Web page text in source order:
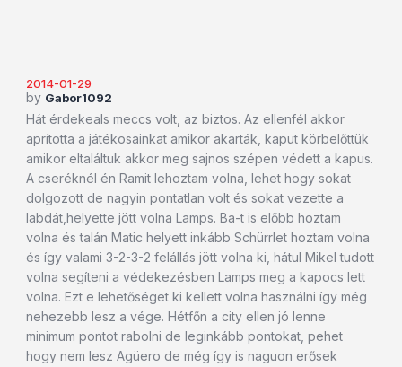
2014-01-29
by Gabor1092
Hát érdekeals meccs volt, az biztos. Az ellenfél akkor
aprította a játékosainkat amikor akarták, kaput körbelőttük
amikor eltaláltuk akkor meg sajnos szépen védett a kapus.
A cseréknél én Ramit lehoztam volna, lehet hogy sokat
dolgozott de nagyin pontatlan volt és sokat vezette a
labdát,helyette jött volna Lamps. Ba-t is előbb hoztam
volna és talán Matic helyett inkább Schürrlet hoztam volna
és így valami 3-2-3-2 felállás jött volna ki, hátul Mikel tudott
volna segíteni a védekezésben Lamps meg a kapocs lett
volna. Ezt e lehetőséget ki kellett volna használni így még
nehezebb lesz a vége. Hétfőn a city ellen jó lenne
minimum pontot rabolni de leginkább pontokat, pehet
hogy nem lesz Agüero de még így is naguon erősek